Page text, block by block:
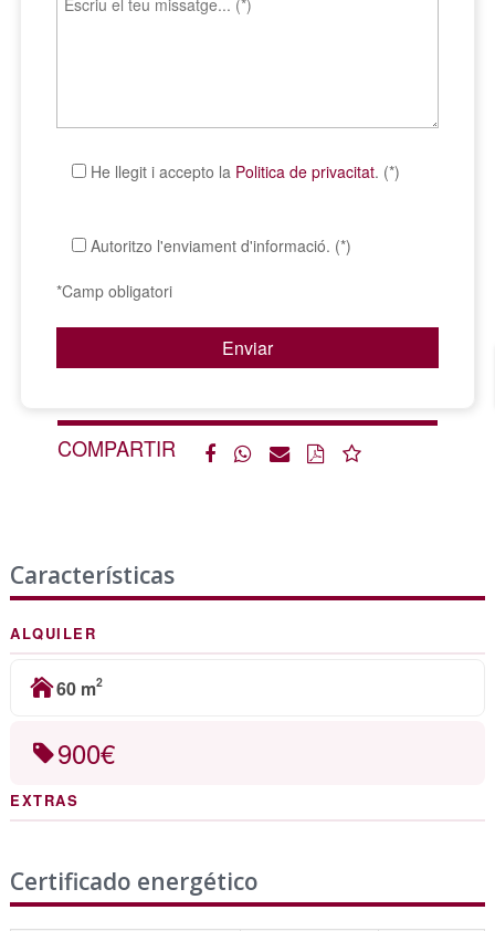
He llegit i accepto la Politica de privacitat. (*)
Autoritzo l'enviament d'informació. (*)
*Camp obligatori
COMPARTIR
Características
ALQUILER
60 m2
900€
EXTRAS
Certificado energético